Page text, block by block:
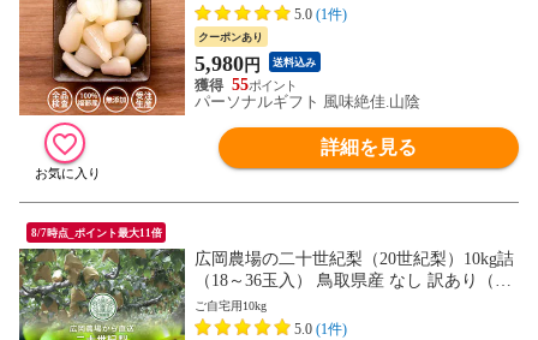
5.0 (1件)
クーポンあり
5,980円 送料込み
55
パーソナルギフト 風味絶佳.山陰
詳細を見る
8/7時点_ポイント最大11倍
広岡農場の二十世紀梨（20世紀梨）10kg詰
（18～36玉入） 鳥取県産 なし 訳あり（ご
自宅用） 送料無料（北海道・沖縄を除く）
ご自宅用10kg
5.0 (1件)